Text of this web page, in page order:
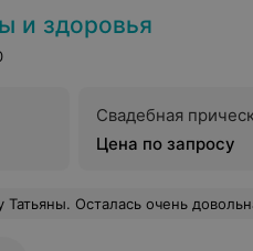
и здоровья
Свадебная
Цена по запросу
качественно, аккуратно, при этом довольно таки быстро. Сам салон также порадовал, отличная